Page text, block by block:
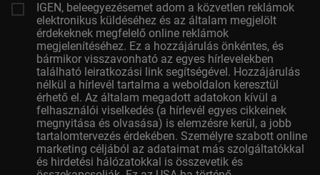
IGEN, beleegyezésemet adom a közvetlen reklámok
elektronikus küldéséhez és az általam megjelölt
érdekeknek megfelelő online reklámok
megjelenítéséhez. Ez a hozzájárulás önkéntes, és
bármikor visszavonható az egyes hírlevelekben
található leiratkozási link segítségével. Hozzájárulás
nélkül a hírlevél tartalma a weboldalon keresztül
érhető el. Az általam megadott adatokon kívül a
felhasználói viselkedés (a hírlevél egyes cikkeinek
megnyitása és olvasása) is elemzésre kerül, a jobb
tartalomtervezés érdekében. Személyre szabott online
marketing céljából az adataimat más szolgáltatókkal
és hirdetési hálózatokkal is összevetik és